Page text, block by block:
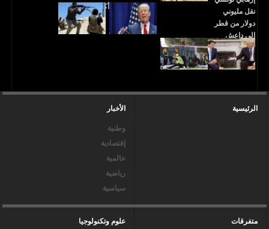
الرئيسية الأخبار
وطنية
إقتصادية
عالمية
رياضية
سياسية
متفرقات علوم وتكنولوجيا